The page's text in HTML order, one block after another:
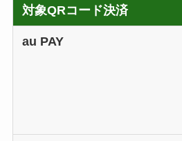
対象QRコード決済
au PAY